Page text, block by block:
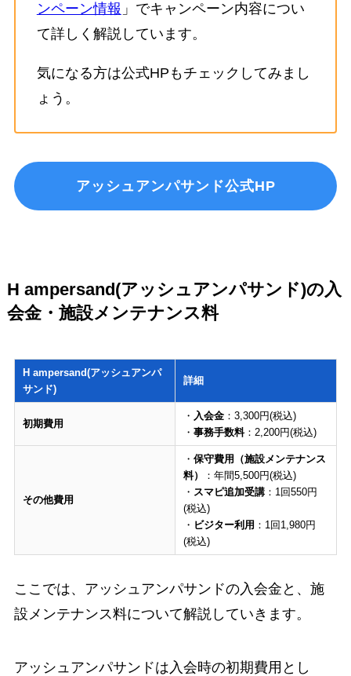
ンペーン情報 」でキャンペーン内容につい
て詳しく解説しています。
気になる方は公式HPもチェックしてみまし
ょう。
アッシュアンパサンド公式HP
H ampersand(アッシュアンパサンド)の入
会金・施設メンテナンス料
H ampersand(アッシュアンパ
サンド)
詳細
初期費用
・ 入会金：3,300円(税込)
・ 事務手数料：2,200円(税込)
その他費用
・ 保守費用（施設メンテナンス
料）
：年間5,500円(税込)
・ スマピ追加受講：1回550円
(税込)
・ ビジター利用 ：1回1,980円
(税込)
ここでは、アッシュアンパサンドの入会金と、施
設メンテナンス料について解説していきます。
アッシュアンパサンドは入会時の初期費用とし